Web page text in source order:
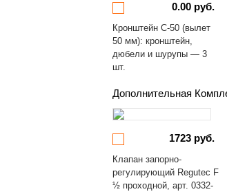
0.00 руб.
Кронштейн С-50 (вылет
50 мм): кронштейн,
дюбели и шурупы — 3
шт.
Дополнительная
1723 руб.
Клапан запорно-
регулирующий Regutec F
½ проходной, арт. 0332-